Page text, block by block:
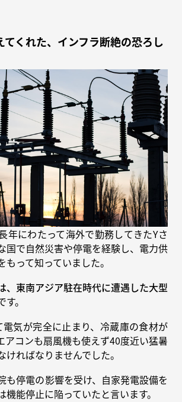
てくれた、インフラ断絶の恐ろし
年にわたって海外で勤務してきたYさ
国で自然災害や停電を経験し、電力供
って知っていました。
、東南アジア駐在時代に遭遇した大型
す。
気が完全に止まり、冷蔵庫の食材が
アコンも扇風機も使えず40度近い猛暑
ければなりませんでした。
も停電の影響を受け、自家発電設備を
能停止に陥っていたと言います。